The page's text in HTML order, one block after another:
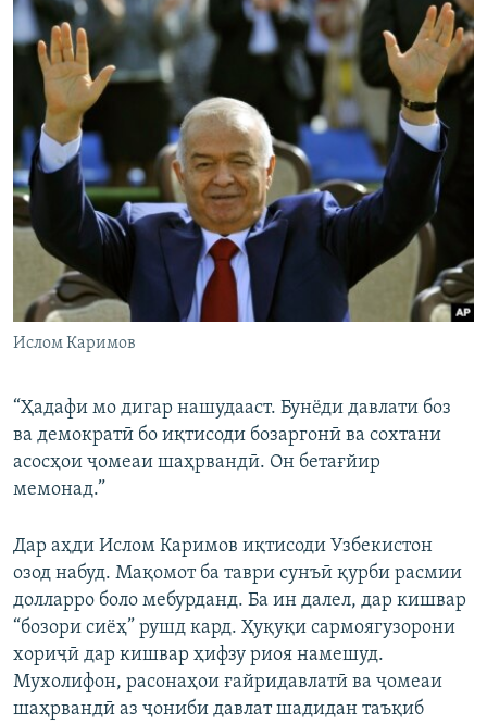
Ислом Каримов
“Ҳадафи мо дигар нашудааст. Бунёди давлати боз
ва демократӣ бо иқтисоди бозаргонӣ ва сохтани
асосҳои ҷомеаи шаҳрвандӣ. Он бетағйир
мемонад.”
Дар аҳди Ислом Каримов иқтисоди Узбекистон
озод набуд. Мақомот ба таври сунъӣ қурби расмии
долларро боло мебурданд. Ба ин далел, дар кишвар
“бозори сиёҳ” рушд кард. Ҳуқуқи сармоягузорони
хориҷӣ дар кишвар ҳифзу риоя намешуд.
Мухолифон, расонаҳои ғайридавлатӣ ва ҷомеаи
шаҳрвандӣ аз ҷониби давлат шадидан таъқиб